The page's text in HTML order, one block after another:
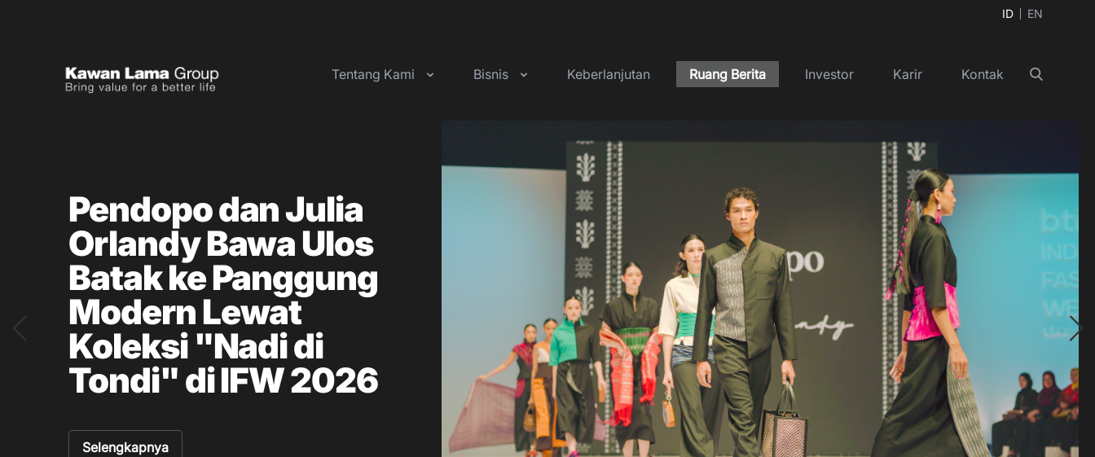
ID EN
Tentang Kami Bisnis Keberlanjutan Ruang Berita Investor Karir Kontak
Bisnis
Keberlanjutan
Ruang Berita
Investor
Pendopo dan Julia
Orlandy Bawa Ulos
Batak ke Panggung
Modern Lewat
Koleksi "Nadi di
Tondi" di IFW 2026
Selengkapnya